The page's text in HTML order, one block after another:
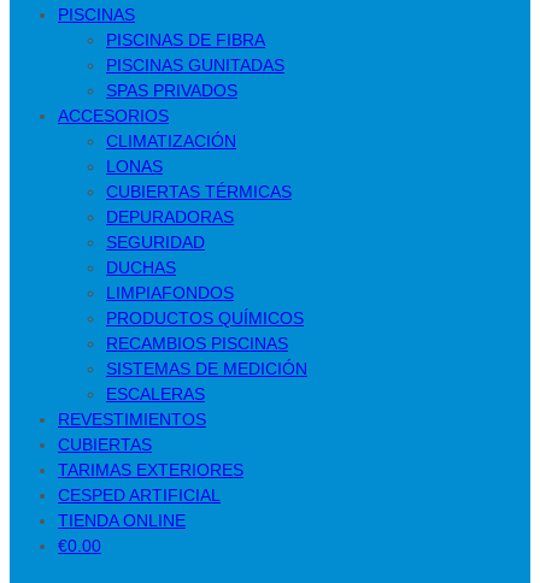
PISCINAS
PISCINAS DE FIBRA
PISCINAS GUNITADAS
SPAS PRIVADOS
ACCESORIOS
CLIMATIZACIÓN
LONAS
CUBIERTAS TÉRMICAS
DEPURADORAS
SEGURIDAD
DUCHAS
LIMPIAFONDOS
PRODUCTOS QUÍMICOS
RECAMBIOS PISCINAS
SISTEMAS DE MEDICIÓN
ESCALERAS
REVESTIMIENTOS
CUBIERTAS
TARIMAS EXTERIORES
CESPED ARTIFICIAL
TIENDA ONLINE
€0.00